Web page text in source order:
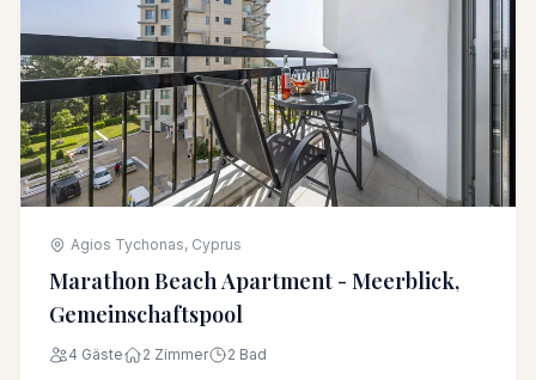
Agios Tychonas, Cyprus
Marathon Beach Apartment - Meerblick,
Gemeinschaftspool
4 Gäste 2 Zimmer 2 Bad